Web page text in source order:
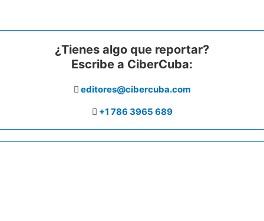
¿Tienes algo que reportar?
Escribe a CiberCuba:
editores@cibercuba.com
+1 786 3965 689